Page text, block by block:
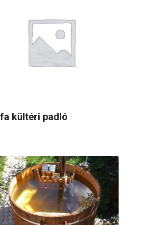
kültéri padló